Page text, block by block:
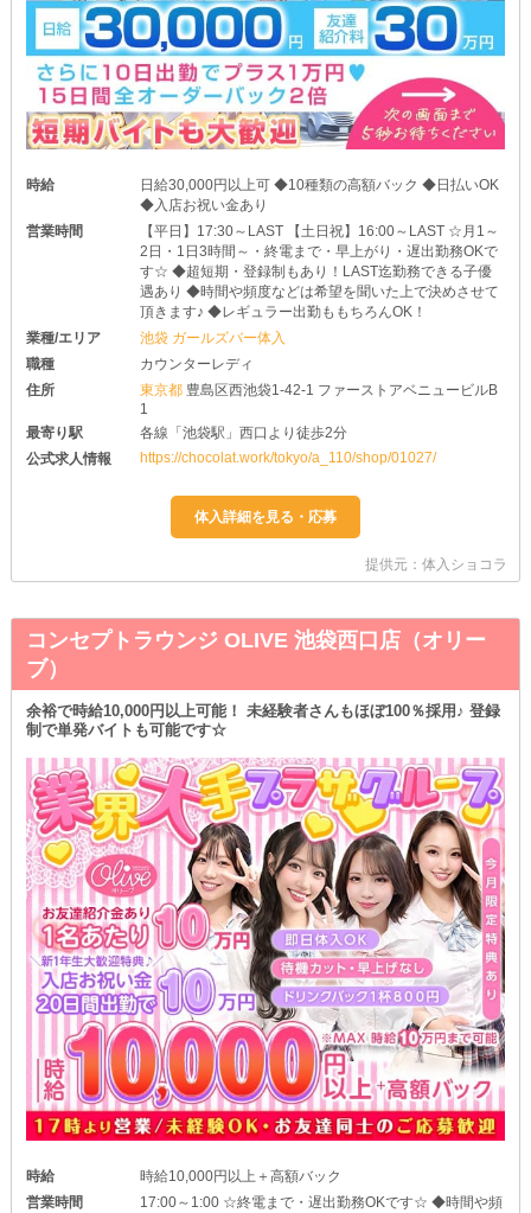
時給
日給30,000円以上可 ◆10種類の高額バック ◆日払いOK
◆入店お祝い金あり
営業時間
【平日】17:30～LAST 【土日祝】16:00～LAST ☆月1～
2日・1日3時間～・終電まで・早上がり・遅出勤務OKで
す☆ ◆超短期・登録制もあり！LAST迄勤務できる子優
遇あり ◆時間や頻度などは希望を聞いた上で決めさせて
頂きます♪ ◆レギュラー出勤ももちろんOK！
業種/エリア
池袋 ガールズバー体入
職種
カウンターレディ
住所
東京都 豊島区西池袋1-42-1 ファーストアベニュービルB
1
最寄り駅
各線「池袋駅」西口より徒歩2分
公式求人情報
https://chocolat.work/tokyo/a_110/shop/01027/
提供元：体入ショコラ
コンセプトラウンジ OLIVE 池袋西口店（オリー
ブ）
余裕で時給10,000円以上可能！ 未経験者さんもほぼ100％採用♪ 登録
制で単発バイトも可能です☆
時給
時給10,000円以上＋高額バック
営業時間
17:00～1:00 ☆終電まで・遅出勤務OKです☆ ◆時間や頻